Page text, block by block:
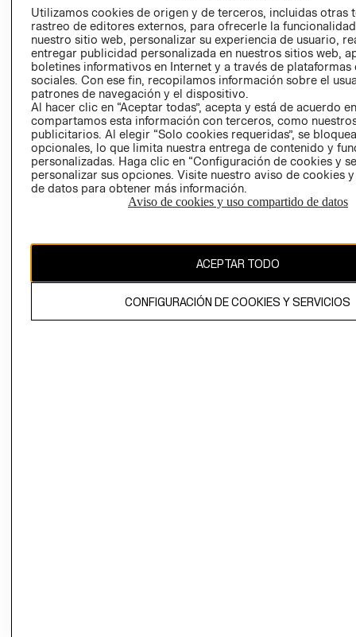
AVISO DE
PRIVACIDAD
GIFT CARD
AVISO DE
COOKIES
Uruguay ($U)
El contenido de esta página web está protegido por copyright y es
propiedad de H&M Hennes & Mauritz AB.
Utilizamos cookies de origen y de terceros, incluidas otras
rastreo de editores externos, para ofrecerle la
nuestro sitio web, personalizar su experiencia de usuario,
entregar publicidad personalizada en nuestros sitios web,
boletines informativos en Internet y a través de plataformas
sociales. Con ese fin, recopilamos información sobre el
patrones de navegación y el dispositivo.
Al hacer clic en “Aceptar todas”, acepta y está de acuerdo
compartamos esta información con terceros, como
publicitarios. Al elegir “Solo cookies requeridas”, se
opcionales, lo que limita nuestra entrega de contenido y
personalizadas. Haga clic en “Configuración de cookies y
personalizar sus opciones. Visite nuestro aviso de cookies
de datos para obtener más información.
Aviso de cookies y uso compartido de datos
ACEPTAR TODO
CONFIGURACIÓN DE COOKIES Y SERVICIOS